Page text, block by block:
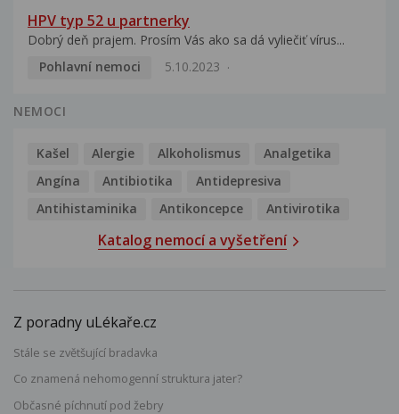
HPV typ 52 u partnerky
Dobrý deň prajem. Prosím Vás ako sa dá vyliečiť vírus...
Pohlavní nemoci
5.10.2023
NEMOCI
Kašel Alergie Alkoholismus
Analgetika
Angína
Antibiotika
Antidepresiva
Antihistaminika
Antikoncepce Antivirotika
Katalog nemocí a vyšetření
Z poradny uLékaře.cz
Stále se zvětšující bradavka
Co znamená nehomogenní struktura jater?
Občasné píchnutí pod žebry